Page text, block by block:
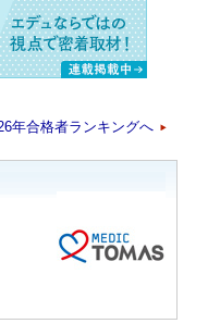
年合格者ランキングへ